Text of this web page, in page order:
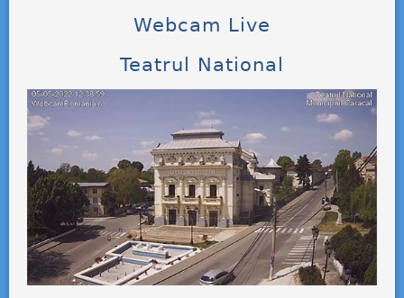
Webcam Live
Teatrul National